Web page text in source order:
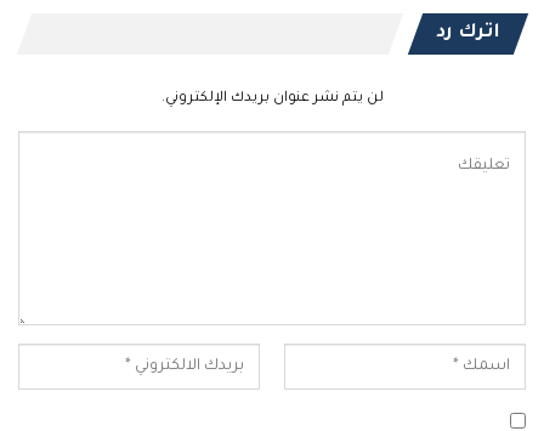
اترك رد
لن يتم نشر عنوان بريدك الإلكتروني.